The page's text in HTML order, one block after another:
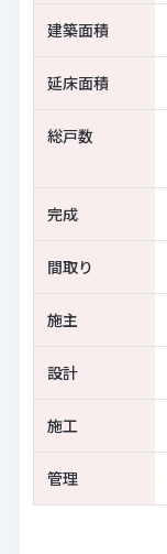
建築面積
延床面積
総戸数
完成
間取り
施主
設計
施工
管理